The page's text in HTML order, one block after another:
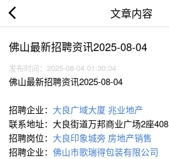
文章内容
佛山最新招聘资讯2025-08-04
发布时间：2025-08-04 01:30:04
佛山最新招聘资讯2025-08-04
招聘企业： 大良广域大厦 兆业地产
联系地址：大良街道万邦商业广场2座408
招聘岗位： 大良印象城旁 房地产销售
招聘企业： 佛山市歌瑞得包装有限公司